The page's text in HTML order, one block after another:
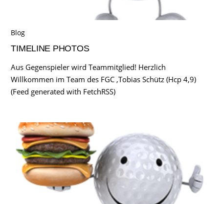
Blog
TIMELINE PHOTOS
Aus Gegenspieler wird Teammitglied! Herzlich
Willkommen im Team des FGC ,Tobias Schütz (Hcp 4,9)
(Feed generated with FetchRSS)